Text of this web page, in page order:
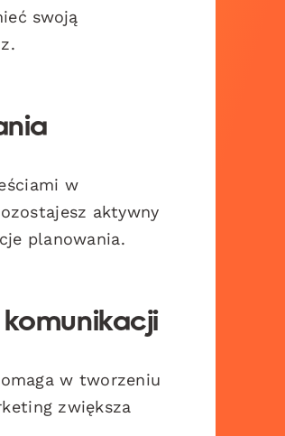
swoją
w
aktywny
planowania.
w tworzeniu
zwiększa